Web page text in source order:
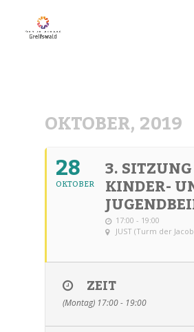
OKTOBER, 2019
28
OKTOBER
3.
KINDER-
17:00 - 19:00
JUST (Turm der
ZEIT
(Montag) 17:00 - 19:00